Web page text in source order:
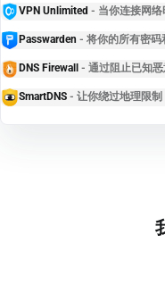
VPN Unlimited - 当你连接网络
Passwarden - 将你的所有密码
DNS Firewall - 通过阻止已知恶
SmartDNS - 让你绕过地理限制